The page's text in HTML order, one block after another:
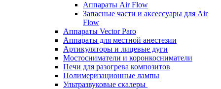
Аппараты Air Flow
Запасные части и аксессуары для Air
Flow
Аппараты Vector Paro
Аппараты для местной анестезии
Артикуляторы и лицевые дуги
Мостосниматели и коронкосниматели
Печи для разогрева композитов
Полимеризационные лампы
Ультразвуковые скалеры